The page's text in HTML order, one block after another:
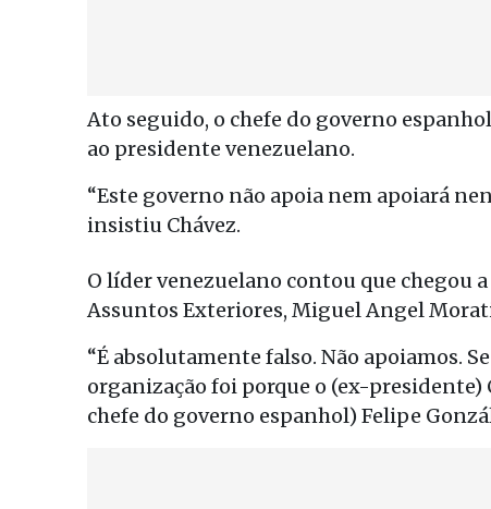
Ato seguido, o chefe do governo
ao presidente venezuelano.
“Este governo não apoia nem apoiará
insistiu Chávez.
O líder venezuelano contou que chegou
Assuntos Exteriores, Miguel Angel
“É absolutamente falso. Não apoiamos.
organização foi porque o (ex-presidente)
chefe do governo espanhol) Felipe